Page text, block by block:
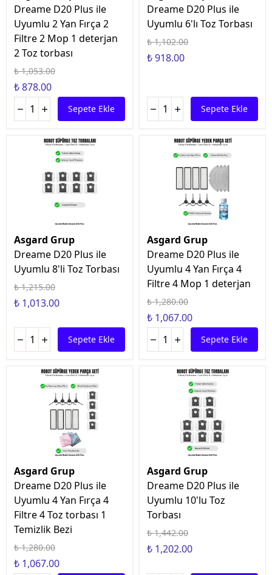
Dreame D20 Plus ile
Uyumlu 2 Yan Fırça 2
Filtre 2 Mop 1 deterjan
2 Toz torbası
₺ 1,053.00
₺ 878.00
Sepete Ekle
Dreame D20 Plus ile
Uyumlu 6'lı Toz Torbası
₺ 1,102.00
₺ 918.00
Sepete Ekle
Asgard Grup
Dreame D20 Plus ile
Uyumlu 8'li Toz Torbası
₺ 1,215.00
₺ 1,013.00
Sepete Ekle
Asgard Grup
Dreame D20 Plus ile
Uyumlu 4 Yan Fırça 4
Filtre 4 Mop 1 deterjan
₺ 1,280.00
₺ 1,067.00
Sepete Ekle
Asgard Grup
Dreame D20 Plus ile
Uyumlu 4 Yan Fırça 4
Filtre 4 Toz torbası 1
Temizlik Bezi
₺ 1,280.00
₺ 1,067.00
Asgard Grup
Dreame D20 Plus ile
Uyumlu 10'lu Toz
Torbası
₺ 1,442.00
₺ 1,202.00